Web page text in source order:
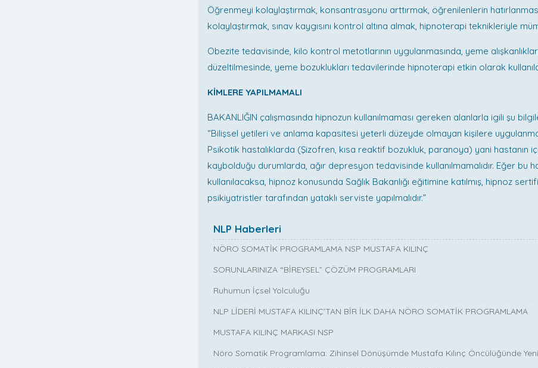
Öğrenmeyi kolaylaştırmak, konsantrasyonu arttırmak, öğrenilenlerin
kolaylaştırmak, sınav kaygısını kontrol altına almak, hipnoterapi teknikleriyle
Obezite tedavisinde, kilo kontrol metotlarının uygulanmasında, yeme
düzeltilmesinde, yeme bozuklukları tedavilerinde hipnoterapi etkin olarak
KİMLERE YAPILMAMALI
BAKANLIĞIN çalışmasında hipnozun kullanılmaması gereken alanlarla igili şu
“Bilişsel yetileri ve anlama kapasitesi yeterli düzeyde olmayan kişilere
Psikotik hastalıklarda (Şizofren, kısa reaktif bozukluk, paranoya) yani hastanın
kaybolduğu durumlarda, ağır depresyon tedavisinde kullanılmamalıdır. Eğer bu
kullanılacaksa, hipnoz konusunda Sağlık Bakanlığı eğitimine katılmış, hipnoz
psikiyatristler tarafından yataklı serviste yapılmalıdır.”
NLP Haberleri
NÖRO SOMATİK PROGRAMLAMA NSP MUSTAFA KILINÇ
SORUNLARINIZA “BİREYSEL” ÇÖZÜM PROGRAMLARI
Ruhumun İçsel Yolculuğu
NLP LİDERİ MUSTAFA KILINÇ’TAN BİR İLK DAHA NÖRO SOMATİK PROGRAMLAMA
MUSTAFA KILINÇ MARKASI NSP
Nöro Somatik Programlama: Zihinsel Dönüşümde Mustafa Kılınç Öncülüğünde